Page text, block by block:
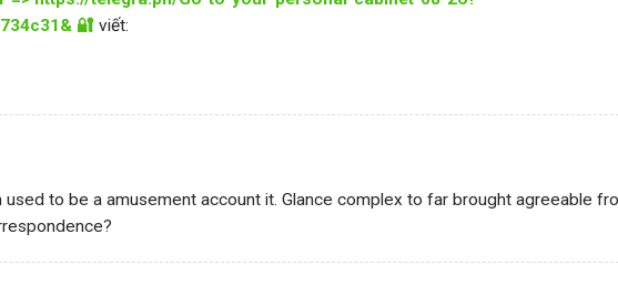
🔐 viết:
to be a amusement account it. Glance complex to far brought agreeable